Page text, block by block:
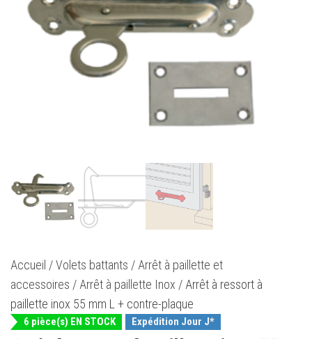
Accueil /Volets battants / Arrêt à paillette et
accessoires / Arrêt à paillette Inox / Arrêt à ressort à
paillette inox 55 mm L + contre-plaque
6 pièce(s) EN STOCK Expédition Jour J*